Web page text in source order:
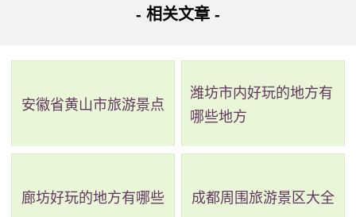
术文化、休闲度假养生等多种产业，包括薰衣草庄园、葡萄
酒庄园、艺术家庄园等。这里不仅有美丽的自然风光，还有
多种有趣的文化艺术活动，非常适合休闲度假和体验当地文
术馆、半朵云、牛哆啰音乐农庄、印章房等“奇葩造型的丑萌
- 相关文章 -
安徽省黄山市旅游景点
潍坊市内好玩的地方有
哪些地方
廊坊好玩的地方有哪些 成都周围旅游景区大全